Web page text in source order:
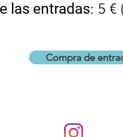
las entradas: 5 €
Compra de